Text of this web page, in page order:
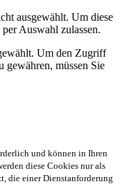
ausgewählt. Um diese
Auswahl zulassen.
Um den Zugriff
gewähren, müssen Sie
und können in Ihren
diese Cookies nur als
die einer Dienstanforderung